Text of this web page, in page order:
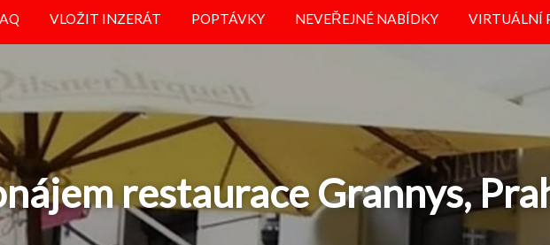
VLOŽIT INZERÁT POPTÁVKY NEVEŘEJNÉ NABÍDKY VIRTUÁLNÍ
restaurace Grannys,